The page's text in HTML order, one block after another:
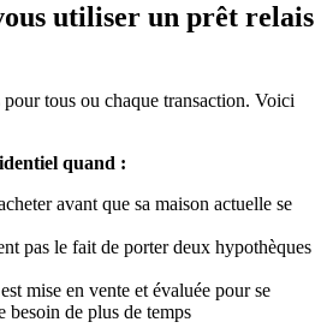
utiliser un prêt relais
tous ou chaque transaction. Voici
quand :
avant que sa maison actuelle se
pas le fait de porter deux hypothèques
mise en vente et évaluée pour se
de plus de temps